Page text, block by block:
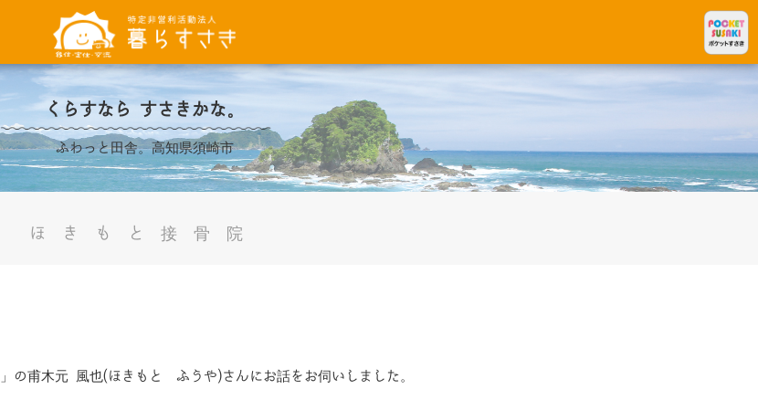
くらすなら すさきかな。
ふわっと田舎。高知県須崎市
ほきもと接骨院
の甫木元 風也(ほきもと ふうや)さんにお話をお伺いしました。